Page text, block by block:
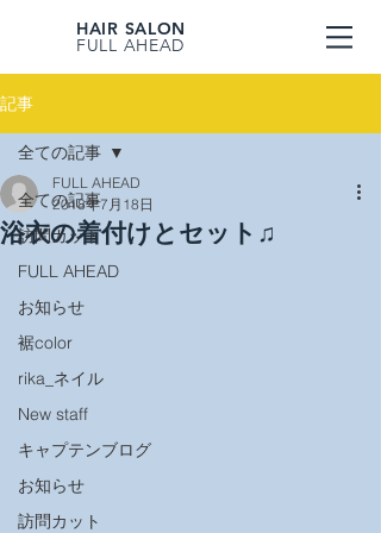
HAIR SALON
FULL AHEAD
記事
全ての記事
訪問カット
FULL AHEAD
お知らせ
裾color
rika_ネイル
New staff
キャプテンブログ
お知らせ
訪問カット
全ての記事
浴衣の着付けとセット♫
FULL AHEAD
2018年7月18日